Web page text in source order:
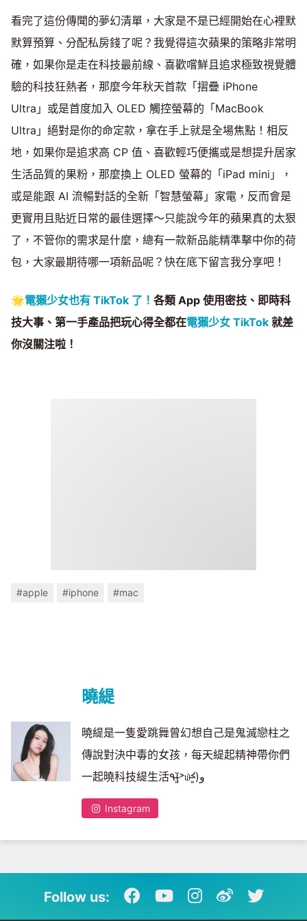
看完了這份傳聞的夢幻清單，大家是不是已經開始在心裡默
默算預算、分配私房錢了呢？我覺得這次蘋果的策略非常明
確，如果你是走在科技最前線、喜歡嚐鮮且追求極致視覺體
驗的科技狂熱者，那麼今年秋天首款「摺疊 iPhone
Ultra」或是首度加入 OLED 觸控螢幕的「MacBook
Ultra」絕對是你的命定款，拿在手上就是全場焦點！相反
地，如果你是追求高 CP 值、喜歡輕巧便攜或是想提升居家
生活品質的果粉，那麼換上 OLED 螢幕的「iPad mini」，
或是能跟 AI 流暢對話的全新「智慧螢幕」家電，反而會是
更實用且貼近日常的最佳選擇～只能說今年的蘋果真的太狠
了，不管你的需求是什麼，總有一款新品能精準擊中你的荷
包，大家最期待哪一項新品呢？快在底下留言我分享吧！
🌟電獺少女也有 TikTok 了！ 各類 App 使用密技、即時科
技大事、第一手產品把玩心得全都在電獺少女 TikTok 就差
你沒關注啦！
#apple #iphone #mac
曉緹
曉緹是一隻愛跳舞曾幻想自己是鬼滅戀柱之
傳說對決中毒的女孩，每天緹起精神帶你們
一起曉科技緹生活٩(˃̶͈̀௰˂̶͈́)و
Instagram
Follow us: